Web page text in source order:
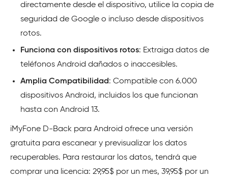
directamente desde el dispositivo, utilice la copia de
seguridad de Google o incluso desde dispositivos
rotos.
Funciona con dispositivos rotos: Extraiga datos de
teléfonos Android dañados o inaccesibles.
Amplia Compatibilidad: Compatible con 6.000
dispositivos Android, incluidos los que funcionan
hasta con Android 13.
iMyFone D-Back para Android ofrece una versión
gratuita para escanear y previsualizar los datos
recuperables. Para restaurar los datos, tendrá que
comprar una licencia: 29,95$ por un mes, 39,95$ por un